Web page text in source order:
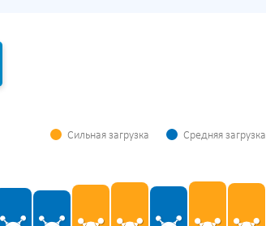
Сильная загрузка Средняя загрузка